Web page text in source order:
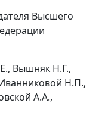
Высшего
Вышняк Н.Г.,
Н.П.,
А.А.,